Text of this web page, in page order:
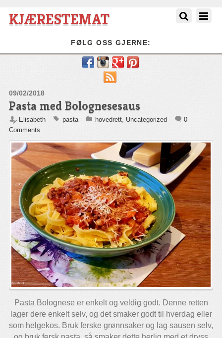
KJÆRESTEMAT
FØLG OSS GJERNE:
RSS
09/02/2018
Pasta med Bolognesesaus
Elisabeth pasta hovedrett, Uncategorized
0
Comments
Pasta Bolognese er enkelt og veldig godt. Denne retten
lager dere enkelt selv, og det smaker godt til hverdag eller
som helgekos. Bruk ferske grønnsaker og lag sausen selv,